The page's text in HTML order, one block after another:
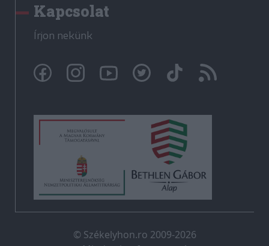
Kapcsolat
Írjon nekünk
© Székelyhon.ro 2009-2026